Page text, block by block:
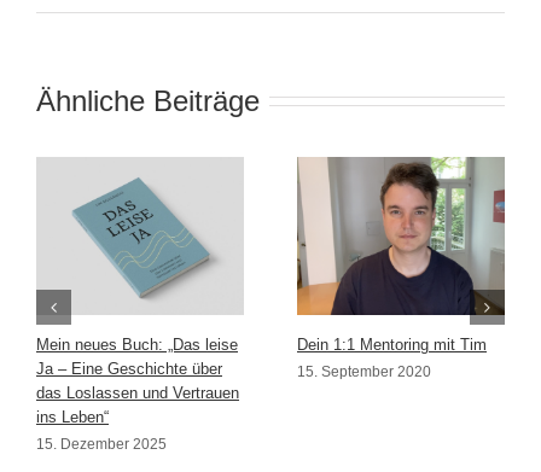
Ähnliche Beiträge
Mein neues Buch: „Das leise
Ja – Eine Geschichte über
das Loslassen und Vertrauen
ins Leben“
15. Dezember 2025
Dein 1:1 Mentoring mit Tim
15. September 2020